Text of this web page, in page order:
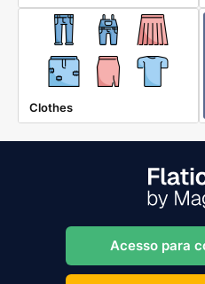
Clothes
Acesso para